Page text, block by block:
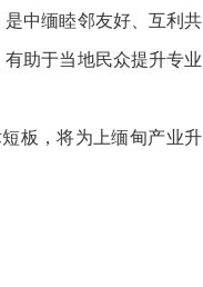
中缅睦邻友好、互利共
助于当地民众提升专业
板，将为上缅甸产业升